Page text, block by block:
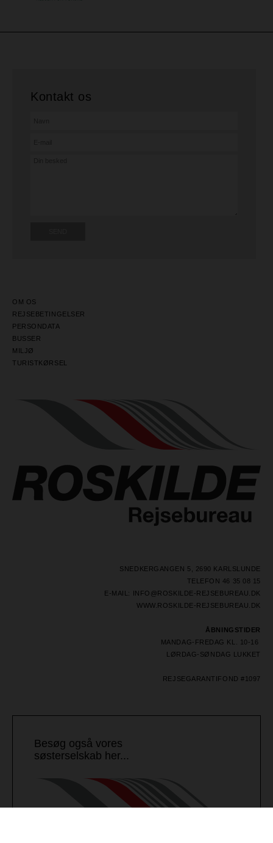
Kontakt os
OM OS
REJSEBETINGELSER
PERSONDATA
BUSSER
MILJØ
TURISTKØRSEL
SNEDKERGANGEN 5, 2690 KARLSLUNDE
TELEFON 46 35 08 15
E-MAIL: INFO@ROSKILDE-REJSEBUREAU.DK
WWW.ROSKILDE-REJSEBUREAU.DK
ÅBNINGSTIDER
MANDAG-FREDAG KL. 10-16
LØRDAG-SØNDAG LUKKET
REJSEGARANTIFOND #1097
Besøg også vores
søsterselskab her...